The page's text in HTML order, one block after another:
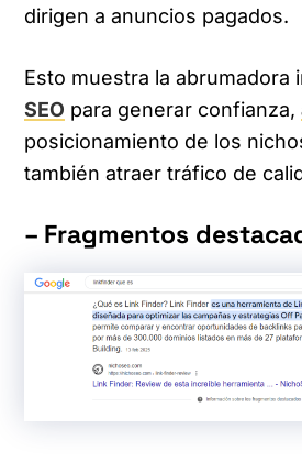
dirigen a anuncios pagados.
Esto muestra la abrumadora
SEO para generar confianza,
posicionamiento de los
también atraer tráfico de
– Fragmentos